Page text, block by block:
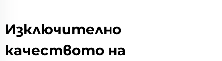
Изключително
качеството на